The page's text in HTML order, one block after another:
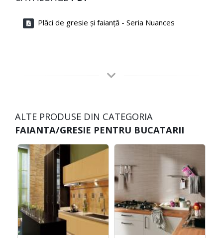
Plăci de gresie şi faianţă - Seria Nuances
ALTE PRODUSE DIN CATEGORIA
FAIANTA/GRESIE PENTRU BUCATARII